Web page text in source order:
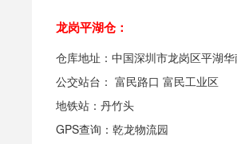
龙岗平湖仓：
仓库地址：中国深圳市龙岗区平湖
公交站台： 富民路口 富民工业区
地铁站：丹竹头
GPS查询：乾龙物流园